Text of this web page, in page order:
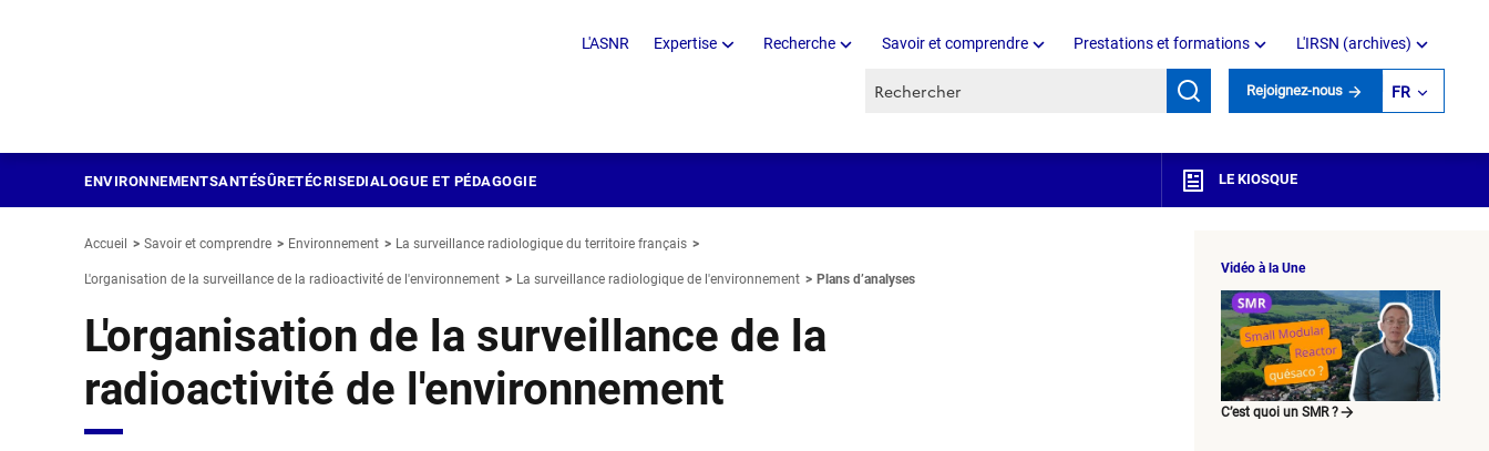
L'ASNR Expertise Recherche Savoir et comprendre Prestations et formations L'IRSN (archives)
Recherche par mots clés Rejoignez-nous FR
ENVIRONNEMENTSANTÉSÛRETÉCRISEDIALOGUE ET PÉDAGOGIE LE KIOSQUE
Accueil Savoir et comprendre Environnement La surveillance radiologique du territoire français
L'organisation de la surveillance de la radioactivité de l'environnement La surveillance radiologique de l'environnement Plans d’analyses
L'organisation de la surveillance de la
radioactivité de l'environnement
Vidéo à la Une
C’est quoi un SMR ?